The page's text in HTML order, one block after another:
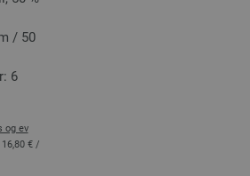
/ 50
6
og ev
€ /